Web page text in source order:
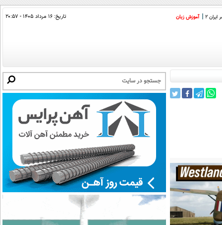
2 آموزش زبان تاریخ: ۱۶ مرداد ۱۴۰۵ - ۲۰:۵۷